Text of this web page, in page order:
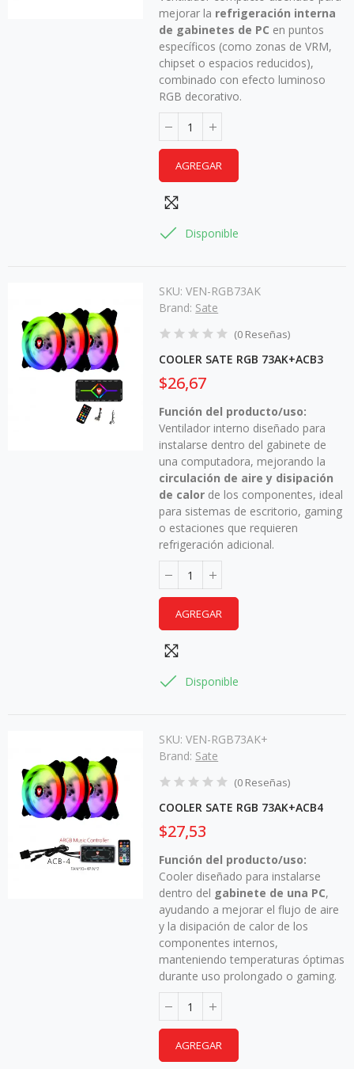
mejorar la refrigeración interna
de gabinetes de PC en puntos
específicos (como zonas de VRM,
chipset o espacios reducidos),
combinado con efecto luminoso
RGB decorativo.
AGREGAR
Disponible
SKU:VEN-RGB73AK
Brand: Sate
(0 Reseñas)
COOLER SATE RGB 73AK+ACB3
$26,67
Función del producto/uso:
Ventilador interno diseñado para
instalarse dentro del gabinete de
una computadora, mejorando la
circulación de aire y disipación
de calor de los componentes, ideal
para sistemas de escritorio, gaming
o estaciones que requieren
refrigeración adicional.
AGREGAR
Disponible
SKU:VEN-RGB73AK+
Brand: Sate
(0 Reseñas)
COOLER SATE RGB 73AK+ACB4
$27,53
Función del producto/uso:
Cooler diseñado para instalarse
dentro del gabinete de una PC,
ayudando a mejorar el flujo de aire
y la disipación de calor de los
componentes internos,
manteniendo temperaturas óptimas
durante uso prolongado o gaming.
AGREGAR